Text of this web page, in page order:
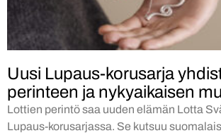
Uusi Lupaus-korusarja
perinteen ja nykyaikaisen
Lottien perintö saa uuden elämän Lotta
Lupaus-korusarjassa. Se kutsuu